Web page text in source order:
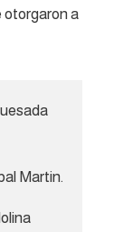
otorgaron a
Martin.